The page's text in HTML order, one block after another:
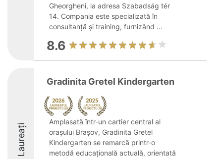
Gheorgheni, la adresa Szabadság tér
14. Compania este specializată în
consultanță și training, furnizând ...
8.6
Laureați
Gradinita Gretel Kindergarten
Amplasată într-un cartier central al
orașului Brașov, Gradinita Gretel
Kindergarten se remarcă printr-o
metodă educațională actuală, orientată